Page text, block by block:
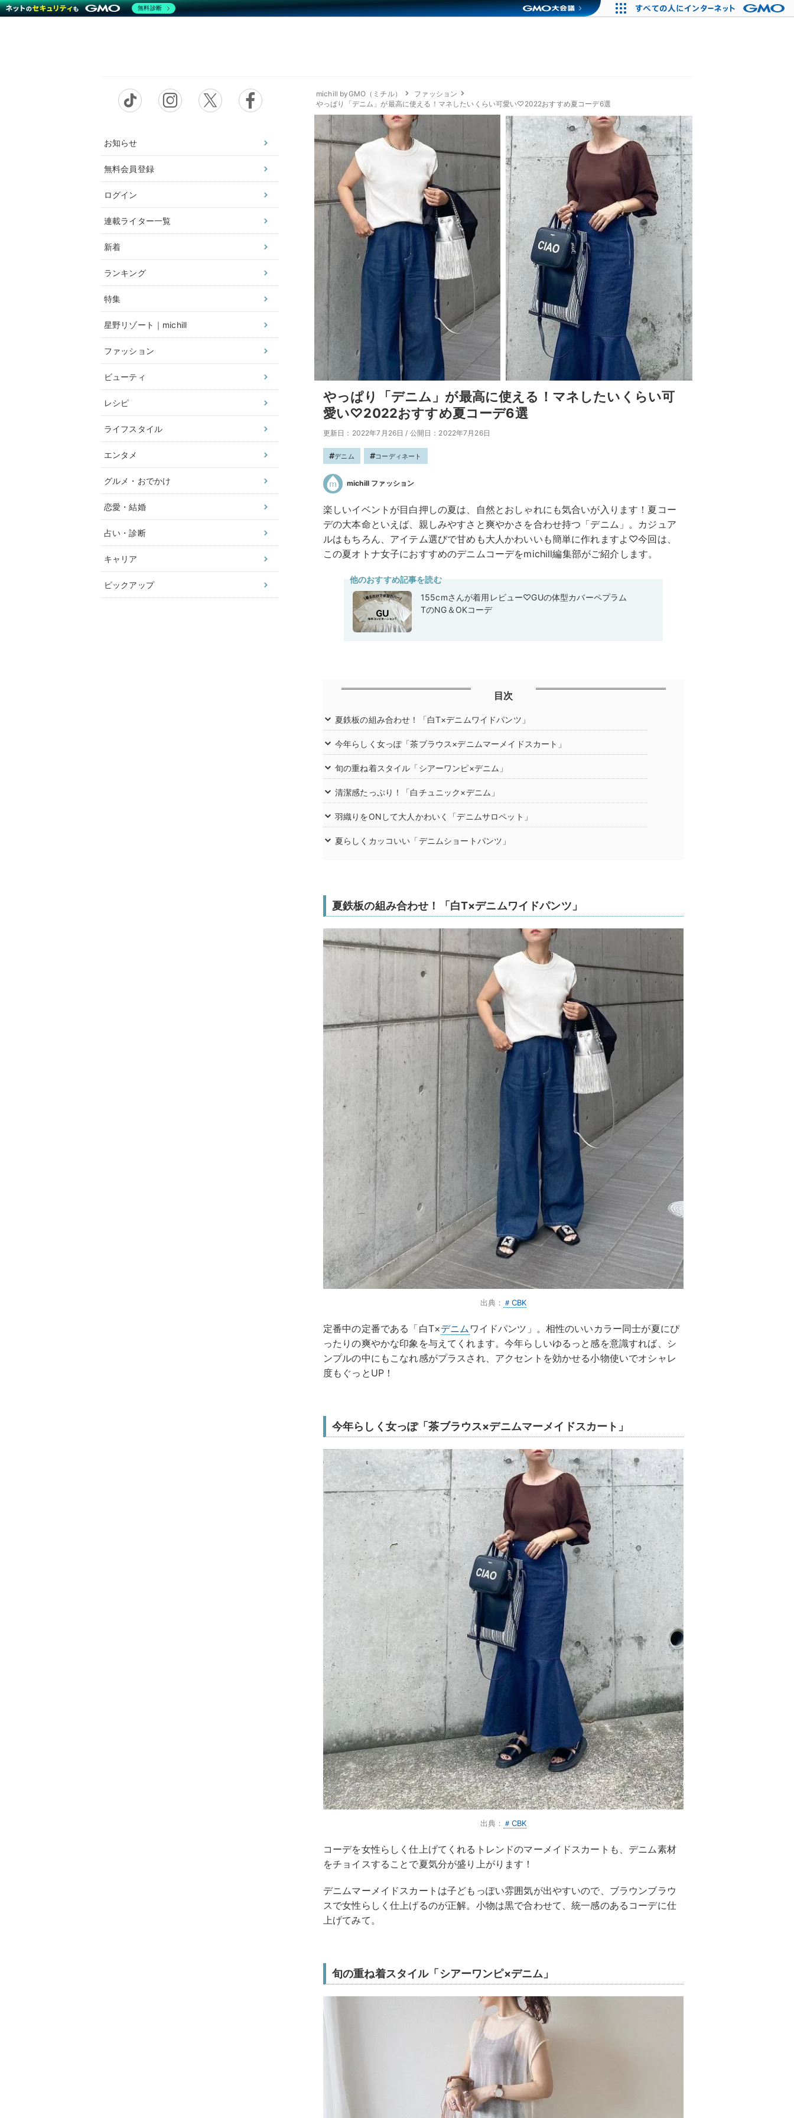
お知らせ
無料会員登録
ログイン
連載ライター一覧
新着
ランキング
特集
星野リゾート｜michill
ファッション
ビューティ
レシピ
ライフスタイル
エンタメ
グルメ・おでかけ
恋愛・結婚
占い・診断
キャリア
ピックアップ
michill byGMO（ミチル）
ファッション
やっぱり「デニム」が最高に使える！マネしたいくらい可愛い♡2022おすすめ夏コーデ6選
やっぱり「デニム」が最高に使える！マネしたいくらい可
愛い♡2022おすすめ夏コーデ6選
更新日：2022年7月26日 / 公開日：2022年7月26日
デニム コーディネート
michill ファッション
楽しいイベントが目白押しの夏は、自然とおしゃれにも気合いが入ります！夏コー
デの大本命といえば、親しみやすさと爽やかさを合わせ持つ「デニム」。カジュア
ルはもちろん、アイテム選びで甘めも大人かわいいも簡単に作れますよ♡今回は、
この夏オトナ女子におすすめのデニムコーデをmichill編集部がご紹介します。
他のおすすめ記事を読む
155cmさんが着用レビュー♡GUの体型カバーペプラム
TのNG＆OKコーデ
目次
夏鉄板の組み合わせ！「白T×デニムワイドパンツ」
今年らしく女っぽ「茶ブラウス×デニムマーメイドスカート」
旬の重ね着スタイル「シアーワンピ×デニム」
清潔感たっぷり！「白チュニック×デニム」
羽織りをONして大人かわいく「デニムサロペット」
夏らしくカッコいい「デニムショートパンツ」
夏鉄板の組み合わせ！「白T×デニムワイドパンツ」
出典： ＃CBK
定番中の定番である「白T×デニム ワイドパンツ」。相性のいいカラー同士が夏にぴ
ったりの爽やかな印象を与えてくれます。今年らしいゆるっと感を意識すれば、シ
ンプルの中にもこなれ感がプラスされ、アクセントを効かせる小物使いでオシャレ
度もぐっとUP！
今年らしく女っぽ「茶ブラウス×デニムマーメイドスカート」
出典： ＃CBK
コーデを女性らしく仕上げてくれるトレンドのマーメイドスカートも、デニム素材
をチョイスすることで夏気分が盛り上がります！
デニムマーメイドスカートは子どもっぽい雰囲気が出やすいので、ブラウンブラウ
スで女性らしく仕上げるのが正解。小物は黒で合わせて、統一感のあるコーデに仕
上げてみて。
旬の重ね着スタイル「シアーワンピ×デニム」
無料診断